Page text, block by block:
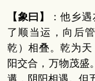
【象曰】
：他乡
了顺当运，向后
乾）相叠。乾为
阳交合，万物茂盛
遘，阴阳相遇。但